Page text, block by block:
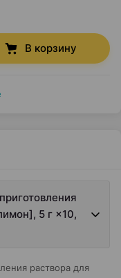
В корзину
5 г ×10,
раствора для